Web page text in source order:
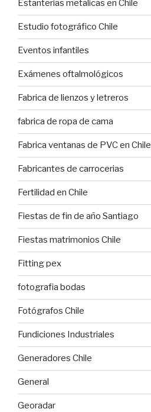
Estanterias metalicas en Chile
Estudio fotográfico Chile
Eventos infantiles
Exámenes oftalmológicos
Fabrica de lienzos y letreros
fabrica de ropa de cama
Fabrica ventanas de PVC en Chile
Fabricantes de carrocerias
Fertilidad en Chile
Fiestas de fin de año Santiago
Fiestas matrimonios Chile
Fitting pex
fotografia bodas
Fotógrafos Chile
Fundiciones Industriales
Generadores Chile
General
Georadar